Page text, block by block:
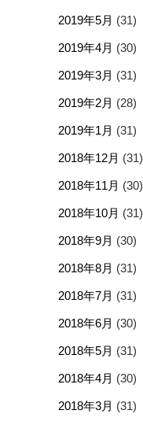
2019年5月 (31)
2019年4月 (30)
2019年3月 (31)
2019年2月 (28)
2019年1月 (31)
2018年12月 (31)
2018年11月 (30)
2018年10月 (31)
2018年9月 (30)
2018年8月 (31)
2018年7月 (31)
2018年6月 (30)
2018年5月 (31)
2018年4月 (30)
2018年3月 (31)